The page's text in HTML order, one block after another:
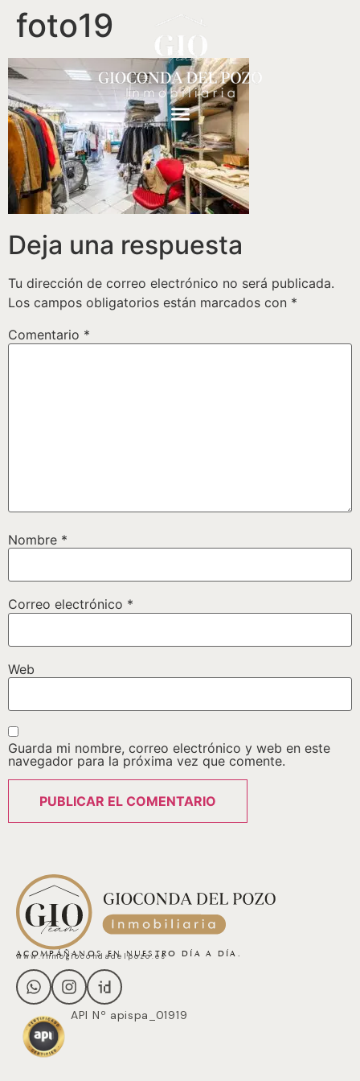
foto19
Deja una respuesta
Tu dirección de correo electrónico no será publicada.
Los campos obligatorios están marcados con *
Comentario *
Nombre *
Correo electrónico *
Web
Guarda mi nombre, correo electrónico y web en este
navegador para la próxima vez que comente.
ACOMPÁÑANOS EN NUESTRO DÍA A DÍA.
www.inmogiocondadelpozo.es
API Nº apispa_01919